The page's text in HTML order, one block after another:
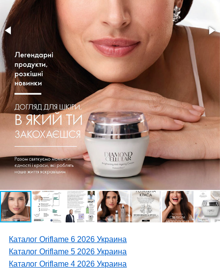
Каталог Oriflame 6 2026 Украина
Каталог Oriflame 5 2026 Украина
Каталог Oriflame 4 2026 Украина